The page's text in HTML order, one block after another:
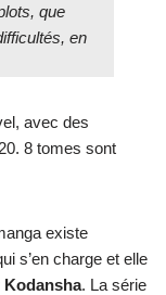
que
en
avec des
8 tomes sont
existe
s’en charge et elle
Kodansha. La série